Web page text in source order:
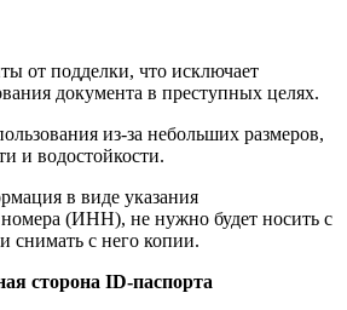
от подделки, что исключает
документа в преступных целях.
из-за небольших размеров,
и водостойкости.
в виде указания
(ИНН), не нужно будет носить с
с него копии.
сторона ID-паспорта